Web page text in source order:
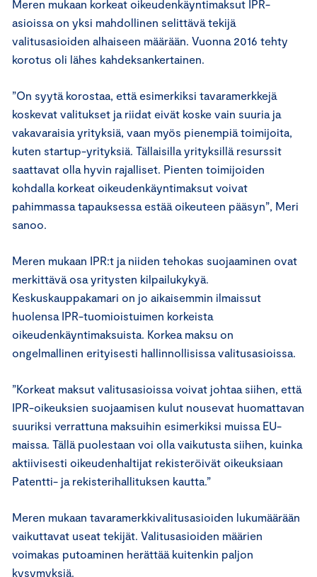
Meren mukaan korkeat oikeudenkäyntimaksut IPR-
asioissa on yksi mahdollinen selittävä tekijä
valitusasioiden alhaiseen määrään. Vuonna 2016 tehty
korotus oli lähes kahdeksankertainen.
”On syytä korostaa, että esimerkiksi tavaramerkkejä
koskevat valitukset ja riidat eivät koske vain suuria ja
vakavaraisia yrityksiä, vaan myös pienempiä toimijoita,
kuten startup-yrityksiä. Tällaisilla yrityksillä resurssit
saattavat olla hyvin rajalliset. Pienten toimijoiden
kohdalla korkeat oikeudenkäyntimaksut voivat
pahimmassa tapauksessa estää oikeuteen pääsyn”, Meri
sanoo.
Meren mukaan IPR:t ja niiden tehokas suojaaminen ovat
merkittävä osa yritysten kilpailukykyä.
Keskuskauppakamari on jo aikaisemmin ilmaissut
huolensa IPR-tuomioistuimen korkeista
oikeudenkäyntimaksuista. Korkea maksu on
ongelmallinen erityisesti hallinnollisissa valitusasioissa.
”Korkeat maksut valitusasioissa voivat johtaa siihen, että
IPR-oikeuksien suojaamisen kulut nousevat huomattavan
suuriksi verrattuna maksuihin esimerkiksi muissa EU-
maissa. Tällä puolestaan voi olla vaikutusta siihen, kuinka
aktiivisesti oikeudenhaltijat rekisteröivät oikeuksiaan
Patentti- ja rekisterihallituksen kautta.”
Meren mukaan tavaramerkkivalitusasioiden lukumäärään
vaikuttavat useat tekijät. Valitusasioiden määrien
voimakas putoaminen herättää kuitenkin paljon
kysymyksiä.